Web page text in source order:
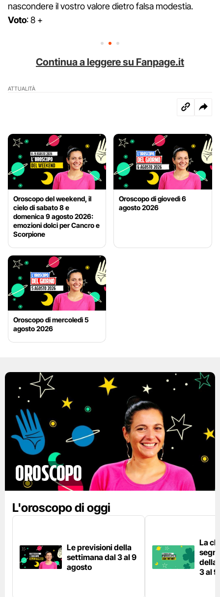
nascondere il vostro valore dietro falsa modestia.
Voto: 8 +
Continua a leggere su Fanpage.it
ATTUALITÀ
Oroscopo del weekend, il
cielo di sabato 8 e
domenica 9 agosto 2026:
emozioni dolci per Cancro e
Scorpione
Oroscopo di giovedì 6
agosto 2026
Oroscopo di mercoledì 5
agosto 2026
Oroscopo
L'oroscopo di oggi
Le previsioni della
settimana dal 3 al 9
agosto
La
della
3 al